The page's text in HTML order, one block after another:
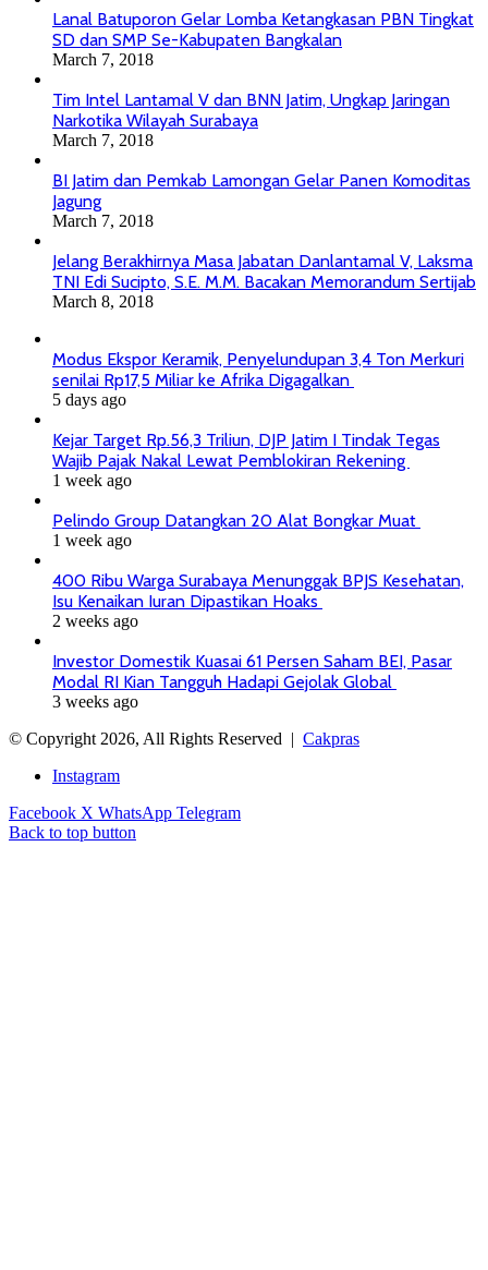
Lanal Batuporon Gelar Lomba Ketangkasan PBN Tingkat
SD dan SMP Se-Kabupaten Bangkalan
March 7, 2018
Tim Intel Lantamal V dan BNN Jatim, Ungkap Jaringan
Narkotika Wilayah Surabaya
March 7, 2018
BI Jatim dan Pemkab Lamongan Gelar Panen Komoditas
Jagung
March 7, 2018
Jelang Berakhirnya Masa Jabatan Danlantamal V, Laksma
TNI Edi Sucipto, S.E. M.M. Bacakan Memorandum Sertijab
March 8, 2018
Modus Ekspor Keramik, Penyelundupan 3,4 Ton Merkuri
senilai Rp17,5 Miliar ke Afrika Digagalkan
5 days ago
Kejar Target Rp.56,3 Triliun, DJP Jatim I Tindak Tegas
Wajib Pajak Nakal Lewat Pemblokiran Rekening
1 week ago
Pelindo Group Datangkan 20 Alat Bongkar Muat
1 week ago
400 Ribu Warga Surabaya Menunggak BPJS Kesehatan,
Isu Kenaikan Iuran Dipastikan Hoaks
2 weeks ago
Investor Domestik Kuasai 61 Persen Saham BEI, Pasar
Modal RI Kian Tangguh Hadapi Gejolak Global
3 weeks ago
© Copyright 2026, All Rights Reserved | Cakpras
Instagram
Facebook X WhatsApp Telegram
Back to top button